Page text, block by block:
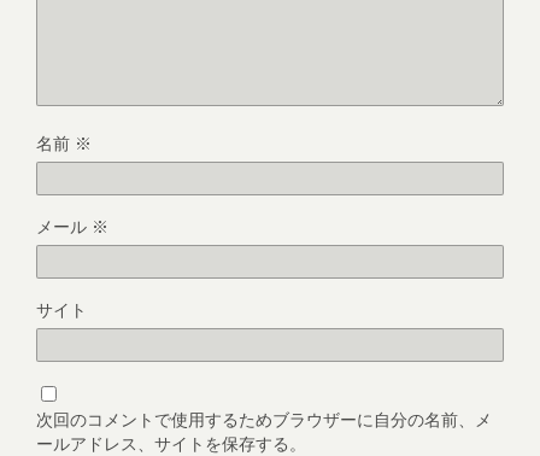
名前 ※
メール ※
サイト
次回のコメントで使用するためブラウザーに自分の名前、メ
ールアドレス、サイトを保存する。